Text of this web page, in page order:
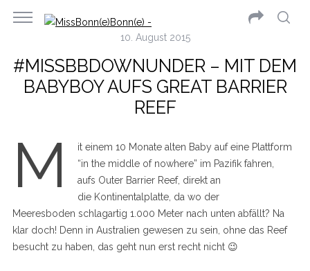
10. August 2015
#MISSBBDOWNUNDER – MIT DEM
BABYBOY AUFS GREAT BARRIER
REEF
M
it einem 10 Monate alten Baby auf eine Plattform
“in the middle of nowhere” im Pazifik fahren,
aufs Outer Barrier Reef, direkt an
die Kontinentalplatte, da wo der
Meeresboden schlagartig 1.000 Meter nach unten abfällt? Na
klar doch! Denn in Australien gewesen zu sein, ohne das Reef
besucht zu haben, das geht nun erst recht nicht 😉